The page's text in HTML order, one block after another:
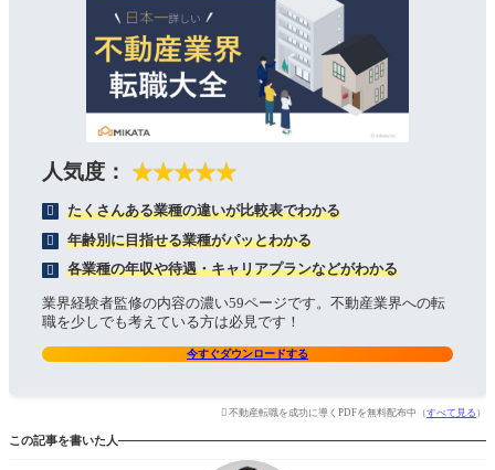
人気度： ★★★★★
たくさんある業種の違いが比較表でわかる
年齢別に目指せる業種がパッとわかる
各業種の年収や待遇・キャリアプランなどがわかる
業界経験者監修の内容の濃い59ページです。不動産業界への転
職を少しでも考えている方は必見です！
今すぐダウンロードする
不動産転職を成功に導くPDFを無料配布中（すべて見る ）
この記事を書いた人